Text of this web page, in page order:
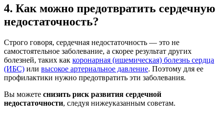
4. Как можно предотвратить сердечную
недостаточность?
Строго говоря, сердечная недостаточность — это не
самостоятельное заболевание, а скорее результат других
болезней, таких как коронарная (ишемическая) болезнь сердца
(ИБС) или высокое артериальное давление. Поэтому для ее
профилактики нужно предотвратить эти заболевания.
Вы можете снизить риск развития сердечной
недостаточности, следуя нижеуказанным советам.